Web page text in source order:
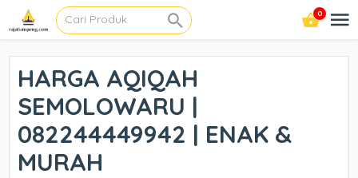
0
HARGA AQIQAH
SEMOLOWARU |
082244449942 | ENAK &
MURAH